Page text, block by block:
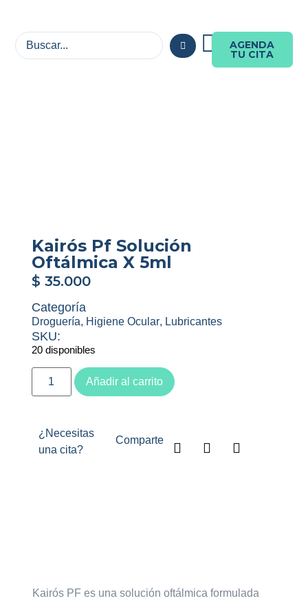
AGENDA
TU CITA
Kairós Pf Solución
Oftálmica X 5ml
$ 35.000
Categoría
Droguería, Higiene Ocular, Lubricantes
SKU:
20 disponibles
Añadir al carrito
¿Necesitas
una cita?
Comparte
Kairós PF es una solución oftálmica formulada